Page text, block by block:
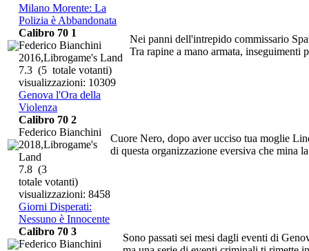
Milano Morente: La
Polizia è Abbandonata
Nei panni dell'intrepido commissario
Tra rapine a mano armata, inseguimenti
Calibro 70 1
Federico Bianchini
2016,Librogame's Land
7.3 (5 totale votanti)
visualizzazioni: 10309
Genova l'Ora della
Violenza
Cuore Nero, dopo aver ucciso tua moglie
di questa organizzazione eversiva che mina
Calibro 70 2
Federico Bianchini
2018,Librogame's
Land
7.8 (3
totale votanti)
visualizzazioni: 8458
Giorni Disperati:
Nessuno è Innocente
Sono passati sei mesi dagli eventi di
Calibro 70 3
Federico Bianchini